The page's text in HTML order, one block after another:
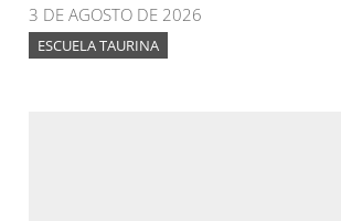
3 DE AGOSTO DE 2026
ESCUELA TAURINA